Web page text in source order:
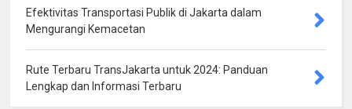
Efektivitas Transportasi Publik di Jakarta dalam
Mengurangi Kemacetan
Rute Terbaru TransJakarta untuk 2024: Panduan
Lengkap dan Informasi Terbaru